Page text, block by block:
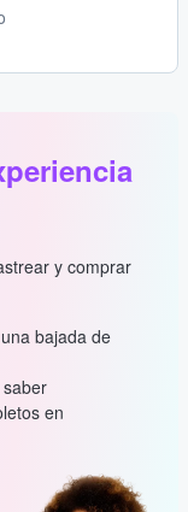
y comprar
bajada de
en